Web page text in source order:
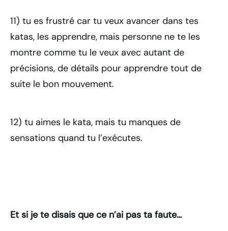
11) tu es frustré car tu veux avancer dans tes
katas, les apprendre, mais personne ne te les
montre comme tu le veux avec autant de
précisions, de détails pour apprendre tout de
suite le bon mouvement.
12) tu aimes le kata, mais tu manques de
sensations quand tu l’exécutes.
Et si je te disais que ce n’ai pas ta faute…